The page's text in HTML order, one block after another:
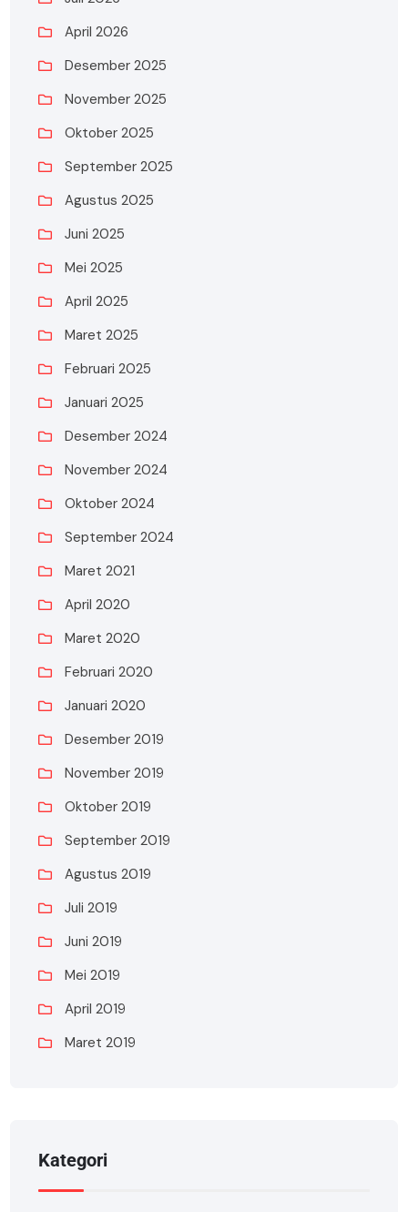
April 2026
Desember 2025
November 2025
Oktober 2025
September 2025
Agustus 2025
Juni 2025
Mei 2025
April 2025
Maret 2025
Februari 2025
Januari 2025
Desember 2024
November 2024
Oktober 2024
September 2024
Maret 2021
April 2020
Maret 2020
Februari 2020
Januari 2020
Desember 2019
November 2019
Oktober 2019
September 2019
Agustus 2019
Juli 2019
Juni 2019
Mei 2019
April 2019
Maret 2019
Kategori